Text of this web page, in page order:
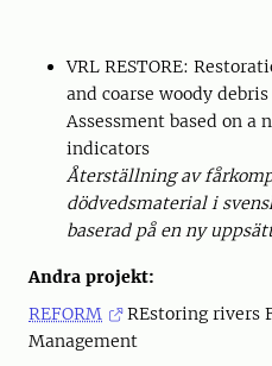
VRL RESTORE:
and coarse woody
Assessment based on a
indicators
Återställning av
dödvedsmaterial i
baserad på en ny
Andra projekt:
REFORM
REstoring rivers
Management